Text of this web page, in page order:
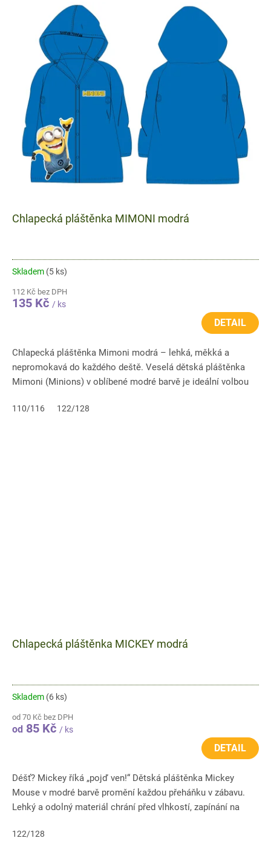
Chlapecká pláštěnka MIMONI modrá
Skladem (5 ks)
112 Kč bez DPH
135 Kč / ks
DETAIL
Chlapecká pláštěnka Mimoni modrá – lehká, měkká a
nepromokavá do každého deště. Veselá dětská pláštěnka
Mimoni (Minions) v oblíbené modré barvě je ideální volbou
110/116 122/128
Chlapecká pláštěnka MICKEY modrá
Skladem (6 ks)
od 70 Kč bez DPH
od 85 Kč / ks
DETAIL
Déšť? Mickey říká „pojď ven!“ Dětská pláštěnka Mickey
Mouse v modré barvě promění každou přeháňku v zábavu.
Lehký a odolný materiál chrání před vlhkostí, zapínání na
122/128